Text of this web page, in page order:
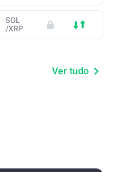
SOL
/XRP
Ver tudo